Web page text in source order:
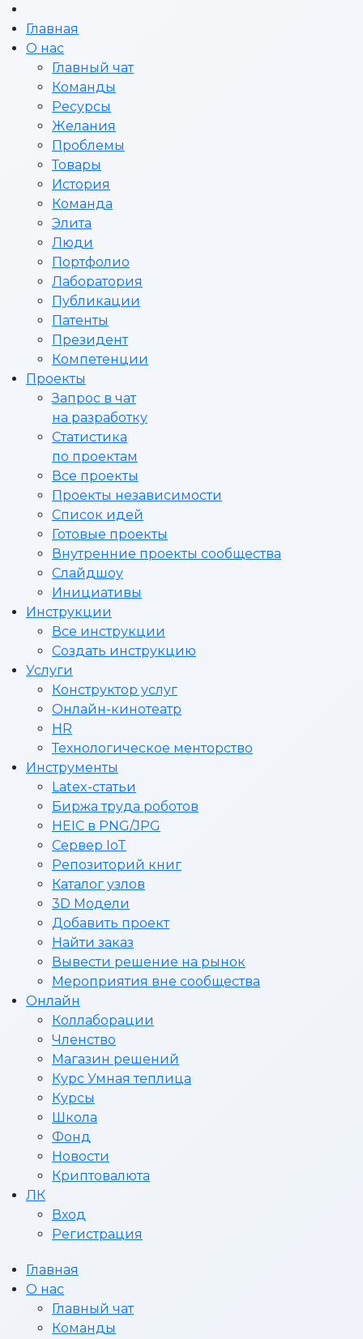
Главная
О нас
Главный чат
Команды
Ресурсы
Желания
Проблемы
Товары
История
Команда
Элита
Люди
Портфолио
Лаборатория
Публикации
Патенты
Президент
Компетенции
Проекты
Запрос в чат
на разработку
Статистика
по проектам
Все проекты
Проекты независимости
Список идей
Готовые проекты
Внутренние проекты сообщества
Слайдшоу
Инициативы
Инструкции
Все инструкции
Создать инструкцию
Услуги
Конструктор услуг
Онлайн-кинотеатр
HR
Технологическое менторство
Инструменты
Latex-статьи
Биржа труда роботов
HEIC в PNG/JPG
Сервер IoT
Репозиторий книг
Каталог узлов
3D Модели
Добавить проект
Найти заказ
Вывести решение на рынок
Мероприятия вне сообщества
Онлайн
Коллаборации
Членство
Магазин решений
Курс Умная теплица
Курсы
Школа
Фонд
Новости
Криптовалюта
ЛК
Вход
Регистрация
Главная
О нас
Главный чат
Команды